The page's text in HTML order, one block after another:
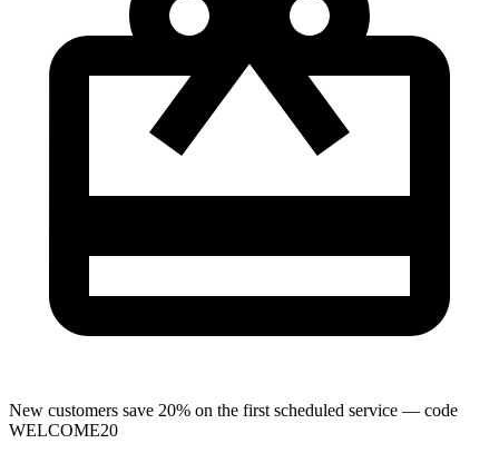
New customers save 20% on the first scheduled service — code
WELCOME20